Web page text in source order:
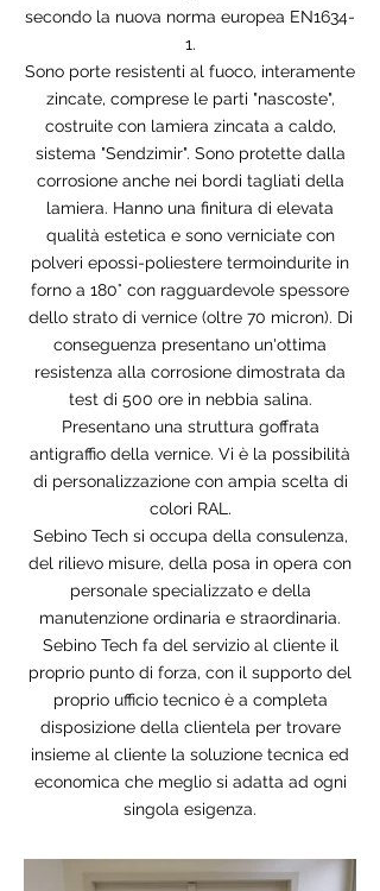
secondo la nuova norma europea EN1634-
1.
Sono porte resistenti al fuoco, interamente
zincate, comprese le parti "nascoste",
costruite con lamiera zincata a caldo,
sistema "Sendzimir". Sono protette dalla
corrosione anche nei bordi tagliati della
lamiera. Hanno una finitura di elevata
qualità estetica e sono verniciate con
polveri epossi-poliestere termoindurite in
forno a 180° con ragguardevole spessore
dello strato di vernice (oltre 70 micron). Di
conseguenza presentano un'ottima
resistenza alla corrosione dimostrata da
test di 500 ore in nebbia salina.
Presentano una struttura goffrata
antigraffio della vernice. Vi è la possibilità
di personalizzazione con ampia scelta di
colori RAL.
Sebino Tech si occupa della consulenza,
del rilievo misure, della posa in opera con
personale specializzato e della
manutenzione ordinaria e straordinaria.
Sebino Tech fa del servizio al cliente il
proprio punto di forza, con il supporto del
proprio ufficio tecnico è a completa
disposizione della clientela per trovare
insieme al cliente la soluzione tecnica ed
economica che meglio si adatta ad ogni
singola esigenza.